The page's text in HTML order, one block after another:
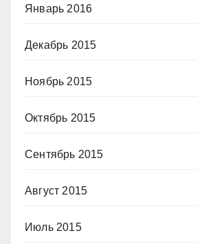
Январь 2016
Декабрь 2015
Ноябрь 2015
Октябрь 2015
Сентябрь 2015
Август 2015
Июль 2015